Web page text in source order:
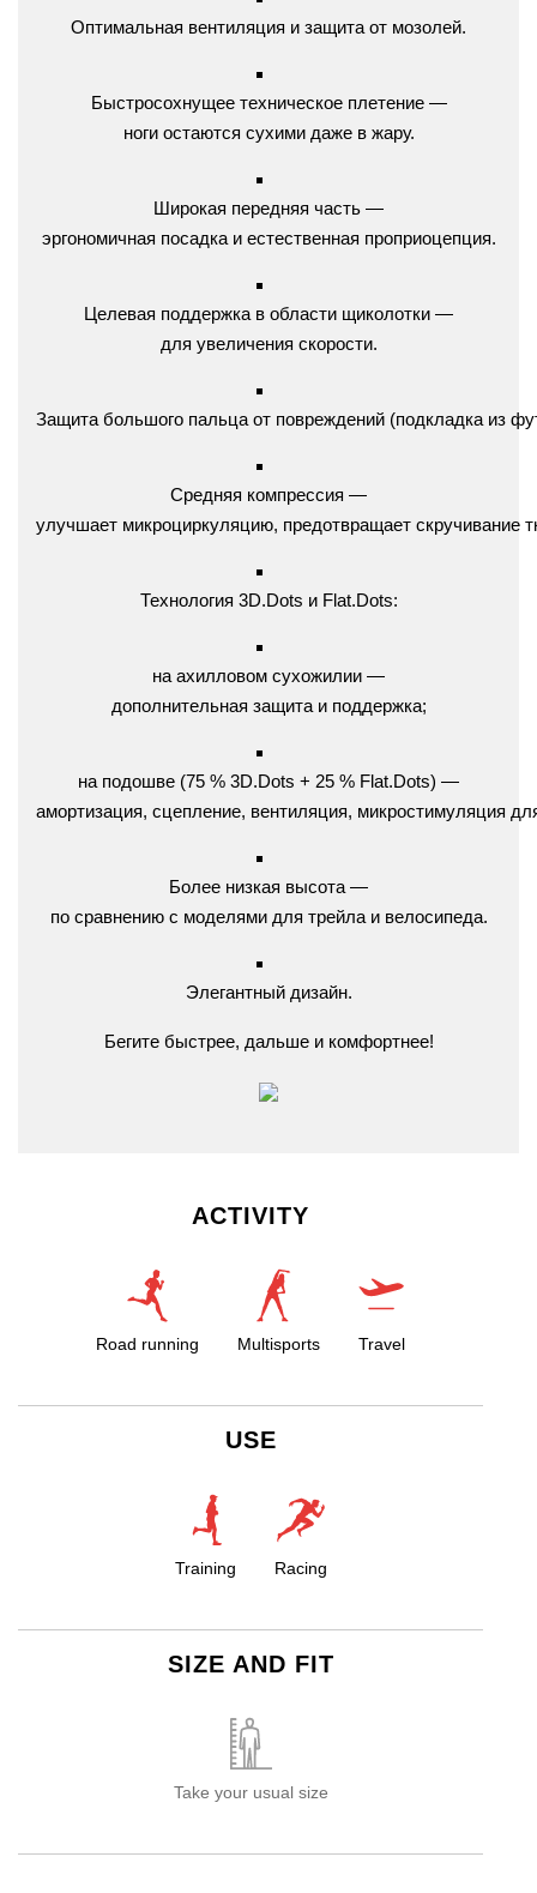
Оптимальная вентиляция и защита от мозолей.
Быстросохнущее техническое плетение —
ноги остаются сухими даже в жару.
Широкая передняя часть —
эргономичная посадка и естественная проприоцепция.
Целевая поддержка в области щиколотки —
для увеличения скорости.
Защита большого пальца от повреждений (подкладка из
Средняя компрессия —
улучшает микроциркуляцию, предотвращает скручивание
Технология 3D.Dots и Flat.Dots:
на ахилловом сухожилии —
дополнительная защита и поддержка;
на подошве (75 % 3D.Dots + 25 % Flat.Dots) —
амортизация, сцепление, вентиляция, микростимуляция
Более низкая высота —
по сравнению с моделями для трейла и велосипеда.
Элегантный дизайн.
Бегите быстрее, дальше и комфортнее!
ACTIVITY
Road running Multisports Travel
USE
Training Racing
SIZE AND FIT
Take your usual size